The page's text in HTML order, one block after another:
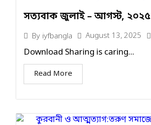
সত্যবাক জুলাই – আগস্ট, ২০২৫
By iyfbangla August 13, 2025
Download Sharing is caring...
Read More